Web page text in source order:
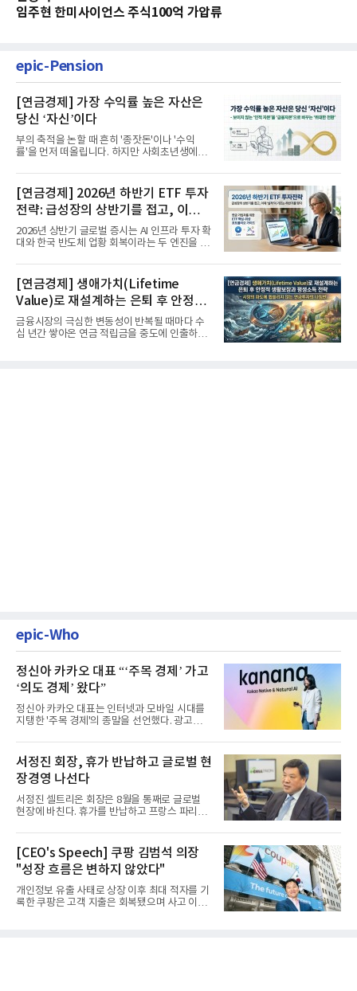
임주현 한미사이언스 주식100억 가압류
epic-Pension
[연금경제] 가장 수익률 높은 자산은
당신 ‘자신’이다
부의 축적을 논할 때 흔히 '종잣돈'이나 '수익
률'을 먼저 떠올립니다. 하지만 사회초년생에게
[연금경제] 2026년 하반기 ETF 투자
전략: 급성장의 상반기를 접고, 이제
'실적'이 가르는 하반기를 맞다
2026년 상반기 글로벌 증시는 AI 인프라 투자 확
대와 한국 반도체 업황 회복이라는 두 엔진을 달
[연금경제] 생애가치(Lifetime
Value)로 재설계하는 은퇴 후 안정적
생활보장과 평생소득 전략
금융시장의 극심한 변동성이 반복될 때마다 수
십 년간 쌓아온 연금 적립금을 중도에 인출하거
epic-Who
정신아 카카오 대표 “‘주목 경제’ 가고
‘의도 경제’ 왔다”
정신아 카카오 대표는 인터넷과 모바일 시대를
지탱한 '주목 경제'의 종말을 선언했다. 광고를
서정진 회장, 휴가 반납하고 글로벌 현
장경영 나선다
서정진 셀트리온 회장은 8월을 통째로 글로벌
현장에 바친다. 휴가를 반납하고 프랑스 파리에
[CEO's Speech] 쿠팡 김범석 의장
"성장 흐름은 변하지 않았다"
개인정보 유출 사태로 상장 이후 최대 적자를 기
록한 쿠팡은 고객 지출은 회복됐으며 사고 이전